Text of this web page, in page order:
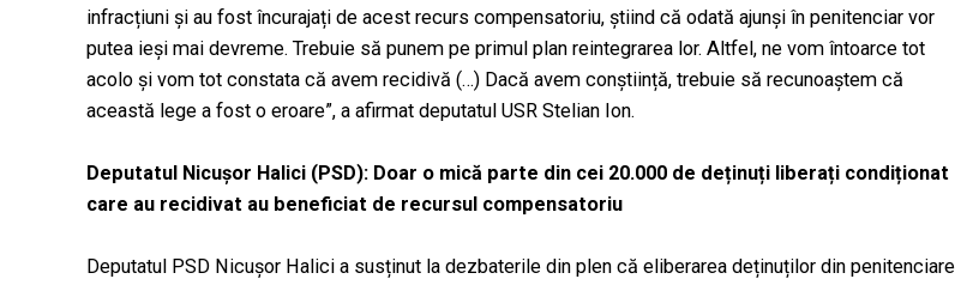
infracțiuni și au fost încurajați de acest recurs compensatoriu, știind că odată ajunși în penitenciar vor
putea ieși mai devreme. Trebuie să punem pe primul plan reintegrarea lor. Altfel, ne vom întoarce tot
acolo și vom tot constata că avem recidivă (…) Dacă avem conștiință, trebuie să recunoaștem că
această lege a fost o eroare”, a afirmat deputatul USR Stelian Ion.
Deputatul Nicușor Halici (PSD): Doar o mică parte din cei 20.000 de deținuți liberați condiționat
care au recidivat au beneficiat de recursul compensatoriu
Deputatul PSD Nicușor Halici a susținut la dezbaterile din plen că eliberarea deținuților din penitenciare